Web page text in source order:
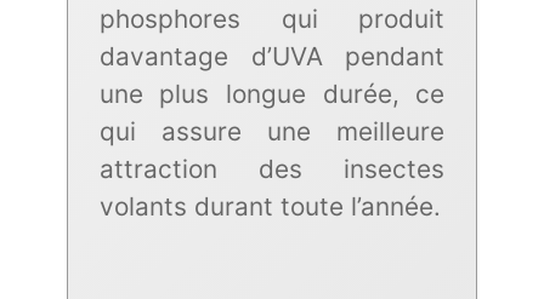
phosphores qui produit
davantage d’UVA pendant
une plus longue durée, ce
qui assure une meilleure
attraction des insectes
volants durant toute l’année.